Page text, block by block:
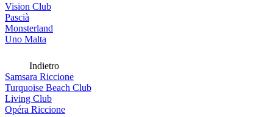
Vision Club
Pascià
Monsterland
Uno Malta
Indietro
Samsara Riccione
Turquoise Beach Club
Living Club
Opéra Riccione